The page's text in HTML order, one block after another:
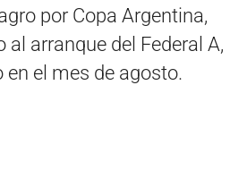
por Copa Argentina,
al arranque del Federal A,
en el mes de agosto.